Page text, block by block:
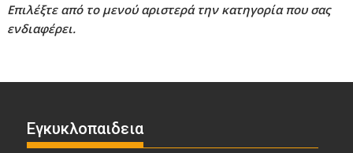
Επιλέξτε από το μενού αριστερά την κατηγορία που σας
ενδιαφέρει.
Εγκυκλοπαιδεια